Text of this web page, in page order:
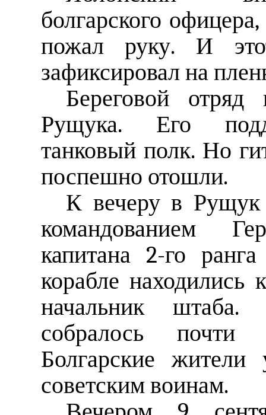
болгарского
пожал руку. И
зафиксировал на
Береговой отряд
Рущука. Его
танковый полк. Но
поспешно отошли.
К вечеру в Рущук
командованием
капитана 2-го
корабле
начальник
собралось почти
Болгарские жители
советским воинам.